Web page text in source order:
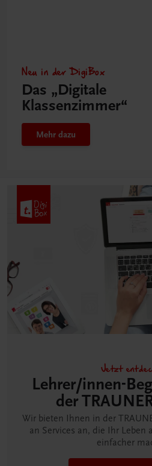
Neu in der DigiBox
Das „Digitale
Klassenzimmer“
Mehr dazu
Jetzt
Lehrer/innen-
der
Wir bieten Ihnen in der
an Services an, die Ihr Leben
einfacher